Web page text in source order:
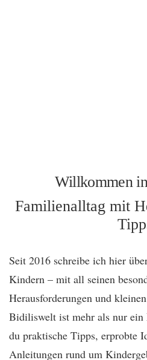
Willkommen
Familienalltag mit
Seit 2016 schreibe ich hier
Kindern – mit all seinen
Herausforderungen und
Bidiliswelt ist mehr als nur
du praktische Tipps, erprobte
Anleitungen rund um